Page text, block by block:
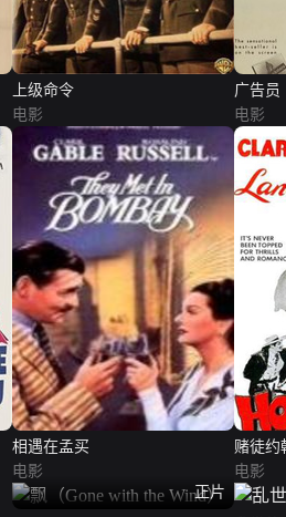
上级命令
电影
广告员
电影
相遇在孟买
电影
赌徒约
电影
正片